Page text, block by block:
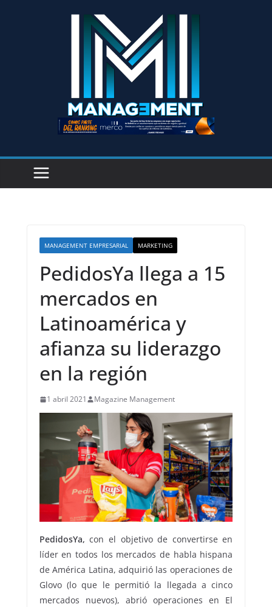
MANAGEMENT EMPRESARIAL MARKETING
PedidosYa llega a 15
mercados en
Latinoamérica y
afianza su liderazgo
en la región
1 abril 2021 Magazine Management
PedidosYa,con el objetivo de convertirse en
líder en todos los mercados de habla hispana
de América Latina, adquirió las operaciones de
Glovo (lo que le permitió la llegada a cinco
mercados nuevos), abrió operaciones en El